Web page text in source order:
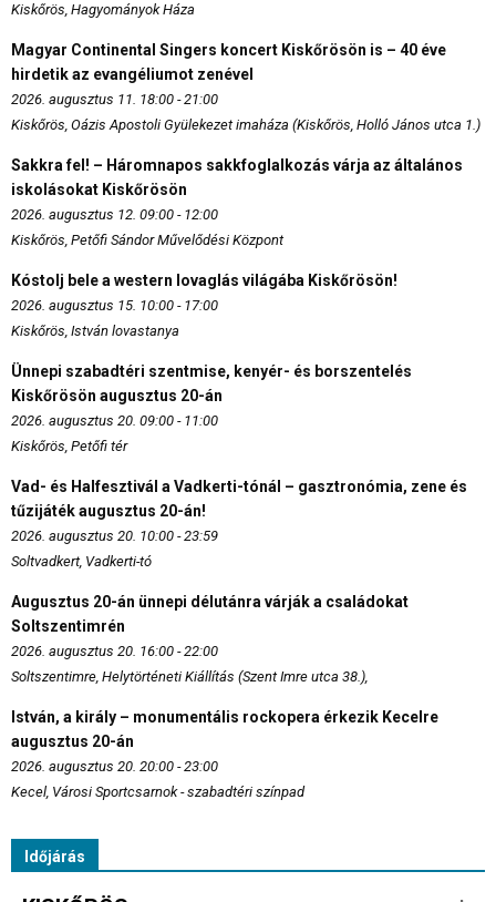
Kiskőrös, Hagyományok Háza
Magyar Continental Singers koncert Kiskőrösön is – 40 éve
hirdetik az evangéliumot zenével
2026. augusztus 11. 18:00 - 21:00
Kiskőrös, Oázis Apostoli Gyülekezet imaháza (Kiskőrös, Holló János utca 1.)
Sakkra fel! – Háromnapos sakkfoglalkozás várja az általános
iskolásokat Kiskőrösön
2026. augusztus 12. 09:00 - 12:00
Kiskőrös, Petőfi Sándor Művelődési Központ
Kóstolj bele a western lovaglás világába Kiskőrösön!
2026. augusztus 15. 10:00 - 17:00
Kiskőrös, István lovastanya
Ünnepi szabadtéri szentmise, kenyér- és borszentelés
Kiskőrösön augusztus 20-án
2026. augusztus 20. 09:00 - 11:00
Kiskőrös, Petőfi tér
Vad- és Halfesztivál a Vadkerti-tónál – gasztronómia, zene és
tűzijáték augusztus 20-án!
2026. augusztus 20. 10:00 - 23:59
Soltvadkert, Vadkerti-tó
Augusztus 20-án ünnepi délutánra várják a családokat
Soltszentimrén
2026. augusztus 20. 16:00 - 22:00
Soltszentimre, Helytörténeti Kiállítás (Szent Imre utca 38.),
István, a király – monumentális rockopera érkezik Kecelre
augusztus 20-án
2026. augusztus 20. 20:00 - 23:00
Kecel, Városi Sportcsarnok - szabadtéri színpad
Időjárás